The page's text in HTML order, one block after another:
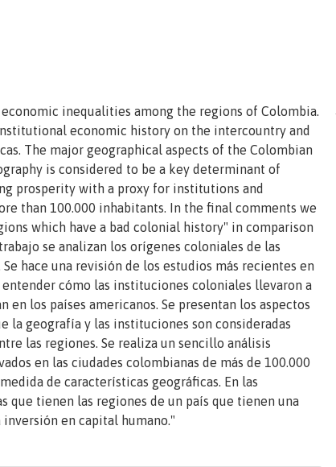
inequalities among the regions of Colombia.
economic history on the intercountry and
The major geographical aspects of the Colombian
is considered to be a key determinant of
prosperity with a proxy for institutions and
than 100.000 inhabitants. In the final comments we
which have a bad colonial history" in comparison
se analizan los orígenes coloniales de las
hace una revisión de los estudios más recientes en
cómo las instituciones coloniales llevaron a
los países americanos. Se presentan los aspectos
la geografía y las instituciones son consideradas
las regiones. Se realiza un sencillo análisis
en las ciudades colombianas de más de 100.000
de características geográficas. En las
que tienen las regiones de un país que tienen una
en capital humano."